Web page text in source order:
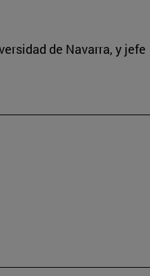
de Navarra, y jefe